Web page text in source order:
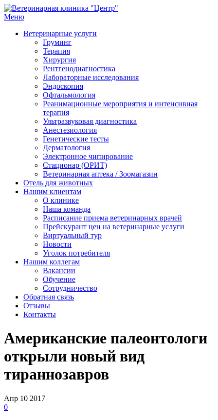
Перейти
к
Меню
Ветеринарные услуги
Груминг
Терапия
Хирургия
Рентгенодиагностика
Лабораторные исследования
Эндоскопия
Офтальмология
Реанимационные мероприятия и интенсивная
терапия
Ультразвуковая диагностика
Анестезиология
Генетические тесты
Дерматология
Электронное чипирование
Стационар (ОРИТ)
Ветеринарная аптека / Зоомагазин
Отель для животных
Нашим клиентам
О клинике
Наша команда
Расписание приема ветеринарных врачей
Прейскурант цен на ветеринарные услуги
Виртуальный тур
Новости
Уголок потребителя
Нашим коллегам
Вакансии
Обучение
Сотрудничество
Обратная связь
Отзывы
Контакты
Американские палеонтологи
открыли новый вид
тираннозавров
Апр 10 2017
0